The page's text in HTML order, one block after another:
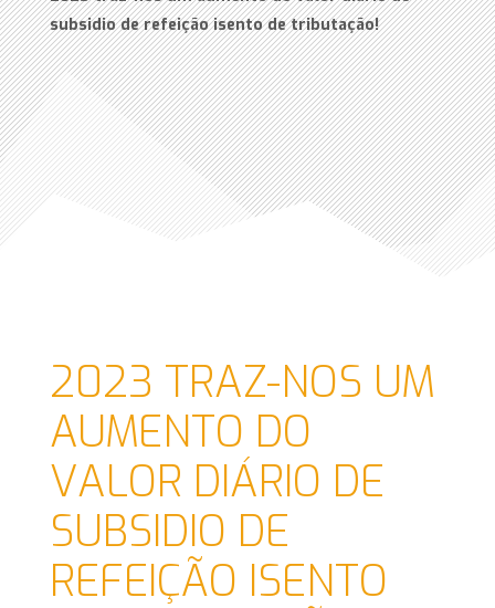
subsidio de refeição isento de tributação!
2023 TRAZ-NOS UM
AUMENTO DO
VALOR DIÁRIO DE
SUBSIDIO DE
REFEIÇÃO ISENTO